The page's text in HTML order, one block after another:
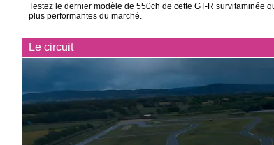
Testez le dernier modèle de 550ch de cette GT-R survitaminée
plus performantes du marché.
Le circuit